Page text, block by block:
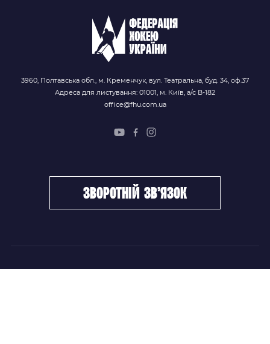
3960, Полтавська обл., м. Кременчук, вул. Театральна, буд. 34, оф.37
Адреса для листування: 01001, м. Київ, а/с В-182
office@fhu.com.ua
зворотній зв’язок